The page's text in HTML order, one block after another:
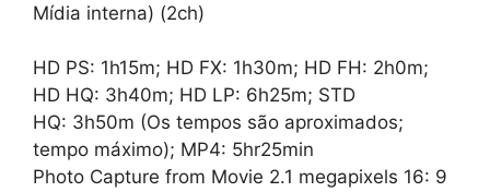
Mídia interna) (2ch)
HD PS: 1h15m; HD FX: 1h30m; HD FH: 2h0m;
HD HQ: 3h40m; HD LP: 6h25m; STD
HQ: 3h50m (Os tempos são aproximados;
tempo máximo); MP4: 5hr25min
Photo Capture from Movie 2.1 megapixels 16: 9